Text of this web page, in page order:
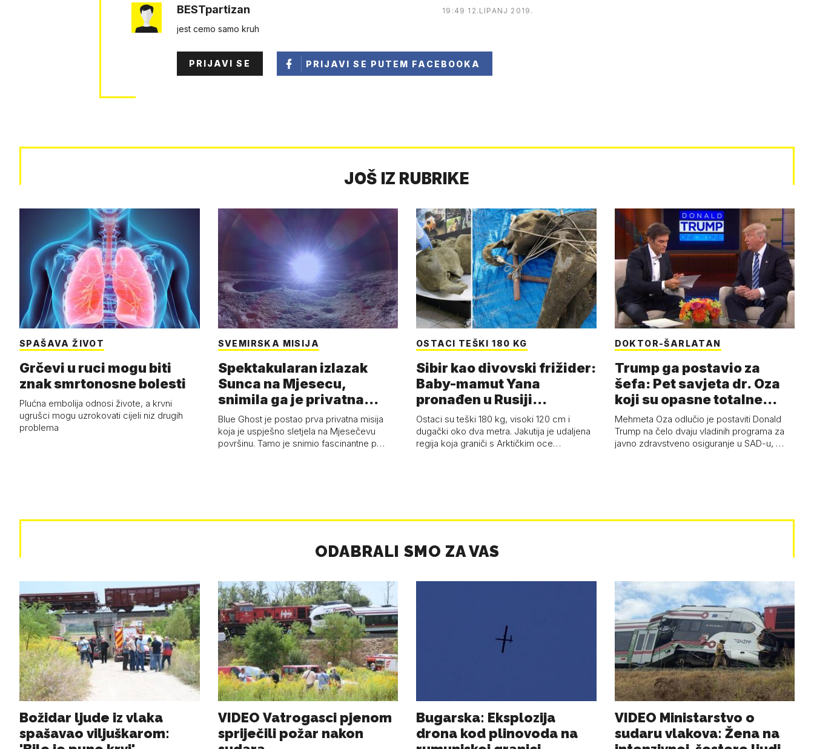
BESTpartizan 19:49 12.LIPANJ 2019.
jest cemo samo kruh
PRIJAVI SE PRIJAVI SE PUTEM FACEBOOKA
JOŠ IZ RUBRIKE
SPAŠAVA ŽIVOT
Grčevi u ruci mogu biti
znak smrtonosne bolesti
Plućna embolija odnosi živote, a krvni
ugrušci mogu uzrokovati cijeli niz drugih
problema
SVEMIRSKA MISIJA
Spektakularan izlazak
Sunca na Mjesecu,
snimila ga je privatna
letjelica - 'Pla…
Blue Ghost je postao prva privatna misija
koja je uspješno sletjela na Mjesečevu
površinu. Tamo je snimio fascinantne p…
OSTACI TEŠKI 180 KG
Sibir kao divovski frižider:
Baby-mamut Yana
pronađen u Rusiji
najsačuvaniji je…
Ostaci su teški 180 kg, visoki 120 cm i
dugački oko dva metra. Jakutija je udaljena
regija koja graniči s Arktičkim oce…
DOKTOR-ŠARLATAN
Trump ga postavio za
šefa: Pet savjeta dr. Oza
koji su opasne totalne
budalašti…
Mehmeta Oza odlučio je postaviti Donald
Trump na čelo dvaju vladinih programa za
javno zdravstveno osiguranje u SAD-u, …